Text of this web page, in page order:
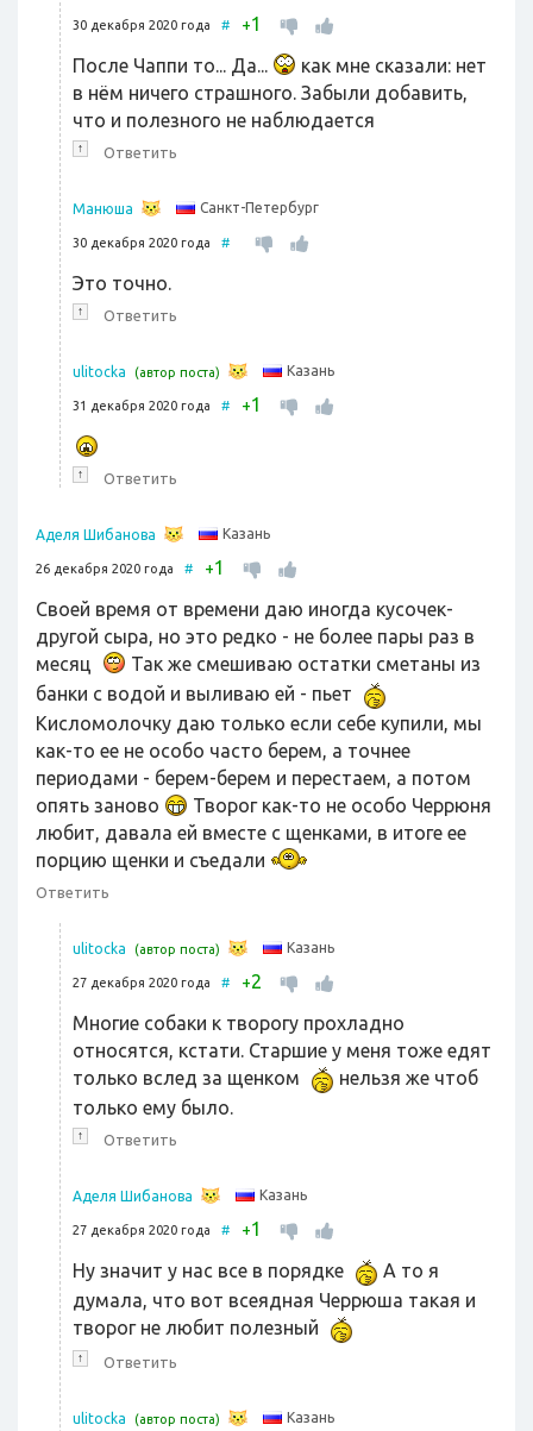
30 декабря 2020 года # +1
После Чаппи то... Да...
как мне сказали: нет
в нём ничего страшного. Забыли добавить,
что и полезного не наблюдается
↑ Ответить
Манюша Санкт-Петербург
30 декабря 2020 года #
Это точно.
↑ Ответить
ulitocka (автор поста) Казань
31 декабря 2020 года # +1
↑ Ответить
Аделя Шибанова Казань
26 декабря 2020 года # +1
Своей время от времени даю иногда кусочек-
другой сыра, но это редко - не более пары раз в
месяц
Так же смешиваю остатки сметаны из
банки с водой и выливаю ей - пьет
Кисломолочку даю только если себе купили, мы
как-то ее не особо часто берем, а точнее
периодами - берем-берем и перестаем, а потом
опять заново
Творог как-то не особо Черрюня
любит, давала ей вместе с щенками, в итоге ее
порцию щенки и съедали
Ответить
ulitocka (автор поста) Казань
27 декабря 2020 года # +2
Многие собаки к творогу прохладно
относятся, кстати. Старшие у меня тоже едят
только вслед за щенком
нельзя же чтоб
только ему было.
↑ Ответить
Аделя Шибанова Казань
27 декабря 2020 года # +1
Ну значит у нас все в порядке
А то я
думала, что вот всеядная Черрюша такая и
творог не любит полезный
↑ Ответить
ulitocka (автор поста) Казань